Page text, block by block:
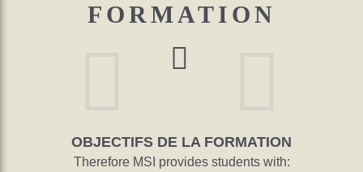
FORMATION
OBJECTIFS DE LA FORMATION
Therefore MSI provides students with: